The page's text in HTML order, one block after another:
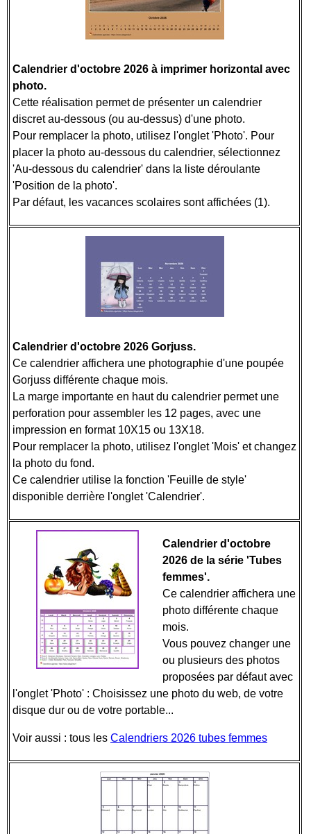
Calendrier d'octobre 2026 à imprimer horizontal avec
photo.
Cette réalisation permet de présenter un calendrier
discret au-dessous (ou au-dessus) d'une photo.
Pour remplacer la photo, utilisez l'onglet 'Photo'. Pour
placer la photo au-dessous du calendrier, sélectionnez
'Au-dessous du calendrier' dans la liste déroulante
'Position de la photo'.
Par défaut, les vacances scolaires sont affichées (1).
Calendrier d'octobre 2026 Gorjuss.
Ce calendrier affichera une photographie d'une poupée
Gorjuss différente chaque mois.
La marge importante en haut du calendrier permet une
perforation pour assembler les 12 pages, avec une
impression en format 10X15 ou 13X18.
Pour remplacer la photo, utilisez l'onglet 'Mois' et changez
la photo du fond.
Ce calendrier utilise la fonction 'Feuille de style'
disponible derrière l'onglet 'Calendrier'.
Calendrier d'octobre
2026 de la série 'Tubes
femmes'.
Ce calendrier affichera une
photo différente chaque
mois.
Vous pouvez changer une
ou plusieurs des photos
proposées par défaut avec
l'onglet 'Photo' : Choisissez une photo du web, de votre
disque dur ou de votre portable...
Voir aussi : tous les Calendriers 2026 tubes femmes